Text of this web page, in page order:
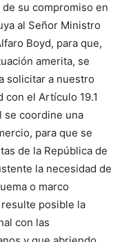
su compromiso en
al Señor Ministro
Boyd, para que,
amerita, se
solicitar a nuestro
el Artículo 19.1
se coordine una
para que se
de la República de
la necesidad de
o marco
posible la
con las